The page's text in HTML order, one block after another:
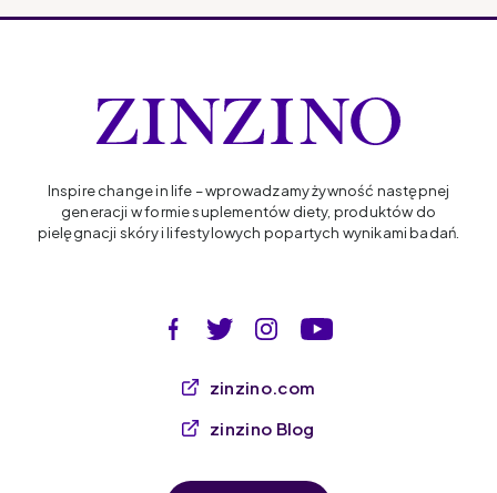
Inspire change in life – wprowadzamy żywność następnej
generacji w formie suplementów diety, produktów do
pielęgnacji skóry i lifestylowych popartych wynikami badań.
zinzino.com
zinzino Blog